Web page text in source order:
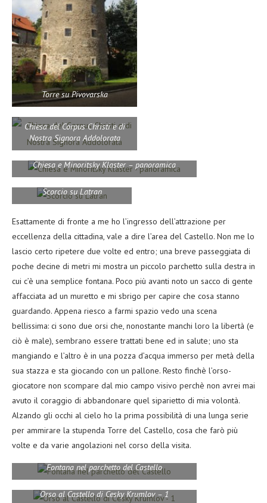
Torre su Pivovarska
Chiesa del Corpus Christi e di
Nostra Signora Addolorata
Chiesa e Minoritsky Klaster – panoramica
Scorcio su Latran
Esattamente di fronte a me ho l’ingresso dell’attrazione per
eccellenza della cittadina, vale a dire l’area del Castello. Non me lo
lascio certo ripetere due volte ed entro; una breve passeggiata di
poche decine di metri mi mostra un piccolo parchetto sulla destra in
cui c’è una semplice fontana. Poco più avanti noto un sacco di gente
affacciata ad un muretto e mi sbrigo per capire che cosa stanno
guardando. Appena riesco a farmi spazio vedo una scena
bellissima: ci sono due orsi che, nonostante manchi loro la libertà (e
ciò è male), sembrano essere trattati bene ed in salute; uno sta
mangiando e l’altro è in una pozza d’acqua immerso per metà della
sua stazza e sta giocando con un pallone. Resto finchè l’orso-
giocatore non scompare dal mio campo visivo perchè non avrei mai
avuto il coraggio di abbandonare quel siparietto di mia volontà.
Alzando gli occhi al cielo ho la prima possibilità di una lunga serie
per ammirare la stupenda Torre del Castello, cosa che farò più
volte e da varie angolazioni nel corso della visita.
Fontana nel parchetto del Castello
Orso al Castello di Cesky Krumlov – 1